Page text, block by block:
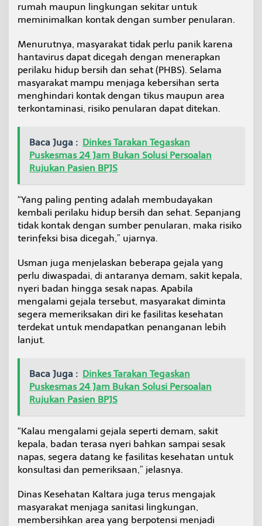
rumah maupun lingkungan sekitar untuk
meminimalkan kontak dengan sumber penularan.
Menurutnya, masyarakat tidak perlu panik karena
hantavirus dapat dicegah dengan menerapkan
perilaku hidup bersih dan sehat (PHBS). Selama
masyarakat mampu menjaga kebersihan serta
menghindari kontak dengan tikus maupun area
terkontaminasi, risiko penularan dapat ditekan.
Baca Juga : Dinkes Tarakan Tegaskan
Puskesmas 24 Jam Bukan Solusi Persoalan
Rujukan Pasien BPJS
“Yang paling penting adalah membudayakan
kembali perilaku hidup bersih dan sehat. Sepanjang
tidak kontak dengan sumber penularan, maka risiko
terinfeksi bisa dicegah,” ujarnya.
Usman juga menjelaskan beberapa gejala yang
perlu diwaspadai, di antaranya demam, sakit kepala,
nyeri badan hingga sesak napas. Apabila
mengalami gejala tersebut, masyarakat diminta
segera memeriksakan diri ke fasilitas kesehatan
terdekat untuk mendapatkan penanganan lebih
lanjut.
Baca Juga : Dinkes Tarakan Tegaskan
Puskesmas 24 Jam Bukan Solusi Persoalan
Rujukan Pasien BPJS
“Kalau mengalami gejala seperti demam, sakit
kepala, badan terasa nyeri bahkan sampai sesak
napas, segera datang ke fasilitas kesehatan untuk
konsultasi dan pemeriksaan,” jelasnya.
Dinas Kesehatan Kaltara juga terus mengajak
masyarakat menjaga sanitasi lingkungan,
membersihkan area yang berpotensi menjadi